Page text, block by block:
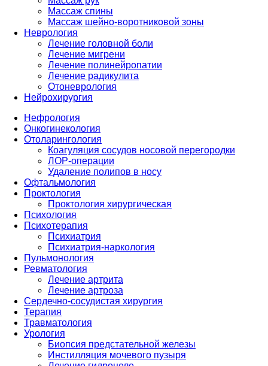
Массаж спины
Массаж шейно-воротниковой зоны
Неврология
Лечение головной боли
Лечение мигрени
Лечение полинейропатии
Лечение радикулита
Отоневрология
Нейрохирургия
Нефрология
Онкогинекология
Отоларингология
Коагуляция сосудов носовой перегородки
ЛОР-операции
Удаление полипов в носу
Офтальмология
Проктология
Проктология хирургическая
Психология
Психотерапия
Психиатрия
Психиатрия-наркология
Пульмонология
Ревматология
Лечение артрита
Лечение артроза
Сердечно-сосудистая хирургия
Терапия
Травматология
Урология
Биопсия предстательной железы
Инстилляция мочевого пузыря